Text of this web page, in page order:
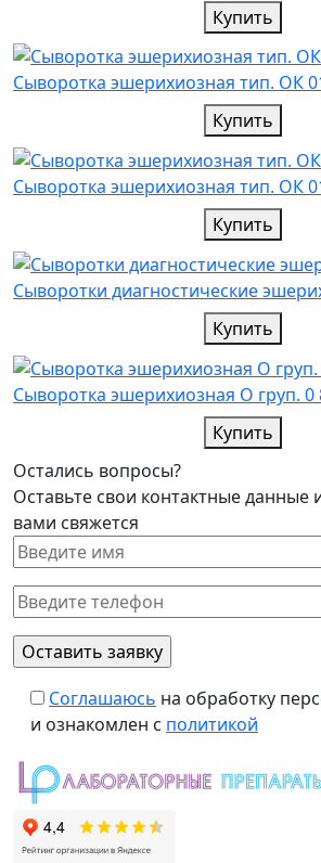
Купить
Cыворотка эшерихиозная тип. ОК
Купить
Cыворотка эшерихиозная тип. ОК
Купить
Сыворотки диагностические
Купить
Cыворотка эшерихиозная О груп. 0
Купить
Остались вопросы?
Оставьте свои контактные
вами свяжется
Соглашаюсь на обработку
и ознакомлен с политикой